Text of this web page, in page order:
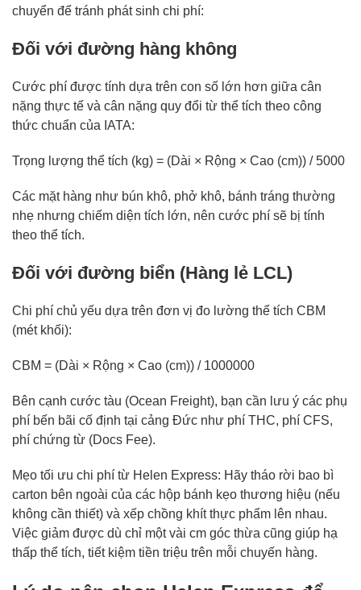
chuyển để tránh phát sinh chi phí:
Đối với đường hàng không
Cước phí được tính dựa trên con số lớn hơn giữa cân
nặng thực tế và cân nặng quy đổi từ thể tích theo công
thức chuẩn của IATA:
Trọng lượng thể tích (kg) = (Dài × Rộng × Cao (cm)) / 5000
Các mặt hàng như bún khô, phở khô, bánh tráng thường
nhẹ nhưng chiếm diện tích lớn, nên cước phí sẽ bị tính
theo thể tích.
Đối với đường biển (Hàng lẻ LCL)
Chi phí chủ yếu dựa trên đơn vị đo lường thể tích CBM
(mét khối):
CBM = (Dài × Rộng × Cao (cm)) / 1000000
Bên cạnh cước tàu (Ocean Freight), bạn cần lưu ý các phụ
phí bến bãi cố định tại cảng Đức như phí THC, phí CFS,
phí chứng từ (Docs Fee).
Mẹo tối ưu chi phí từ Helen Express: Hãy tháo rời bao bì
carton bên ngoài của các hộp bánh kẹo thương hiệu (nếu
không cần thiết) và xếp chồng khít thực phẩm lên nhau.
Việc giảm được dù chỉ một vài cm góc thừa cũng giúp hạ
thấp thể tích, tiết kiệm tiền triệu trên mỗi chuyến hàng.